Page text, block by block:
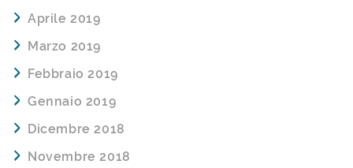
Aprile 2019
Marzo 2019
Febbraio 2019
Gennaio 2019
Dicembre 2018
Novembre 2018